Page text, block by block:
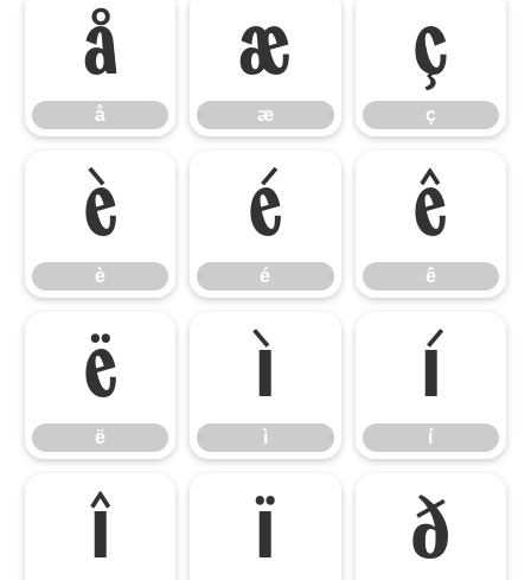
å
å
æ
æ
ç
ç
è
è
é
é
ê
ê
ë
ë
ì
ì
í
í
î ï ð